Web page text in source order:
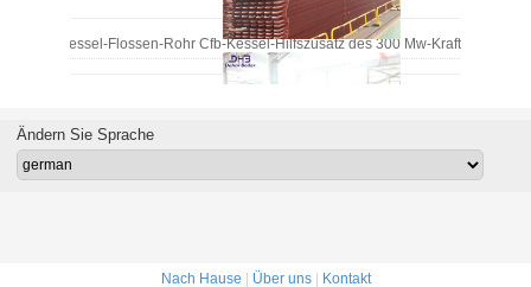
Kessel-Flossen-Rohr Cfb-Kessel-Hilfszusatz des 300 Mw-Kraftwerk-
- Schreiben Sie quadratisches Kessel-Flossen-Rohr enthalten Ekonomiser für
Ändern Sie Sprache
Nach Hause | Über uns| Kontakt